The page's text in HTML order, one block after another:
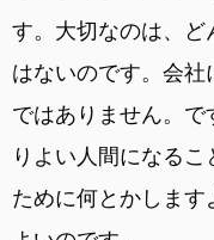
す。大切なのは、
はないのです。会
ではありません。で
りよい人間になる
ために何とかしま